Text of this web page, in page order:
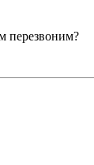
перезвоним?